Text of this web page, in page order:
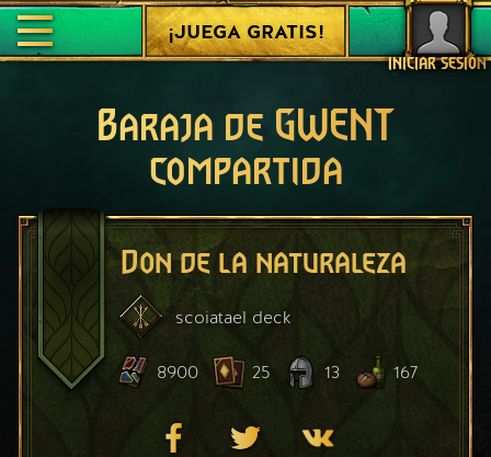
INICIAR SESIÓN
¡JUEGA GRATIS!
Baraja de GWENT
compartida
Don de la naturaleza
scoiatael deck
8900 25 13 167